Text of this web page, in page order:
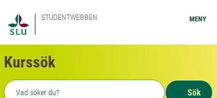
STUDENTWEBBEN MENY
Kurssök
Fritext sökning
Sök